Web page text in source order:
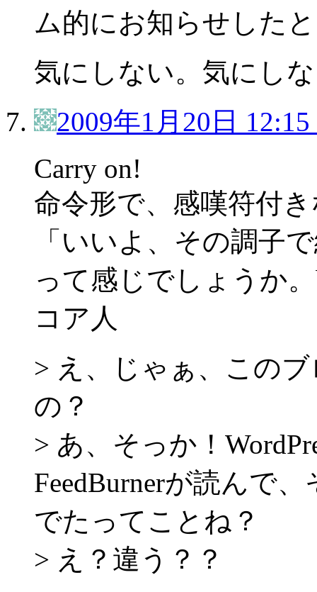
ム的にお知らせした
気にしない。気にし
2009年1月20日
Carry on!
命令形で、感嘆符付
「いいよ、その調子
って感じでしょうか
コア人
> え、じゃぁ、この
の？
> あ、そっか！
FeedBurnerが読んで
でたってことね？
> え？違う？？